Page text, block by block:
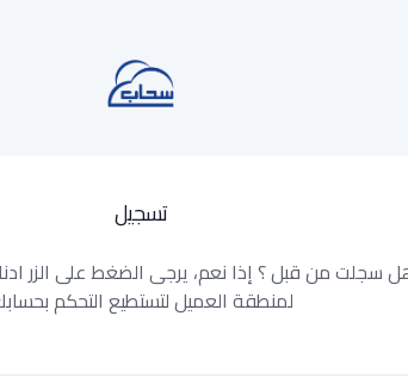
تسجيل
سجلت من قبل ؟ إذا نعم، يرجى الضغط على الزر
لمنطقة العميل لتستطيع التحكم